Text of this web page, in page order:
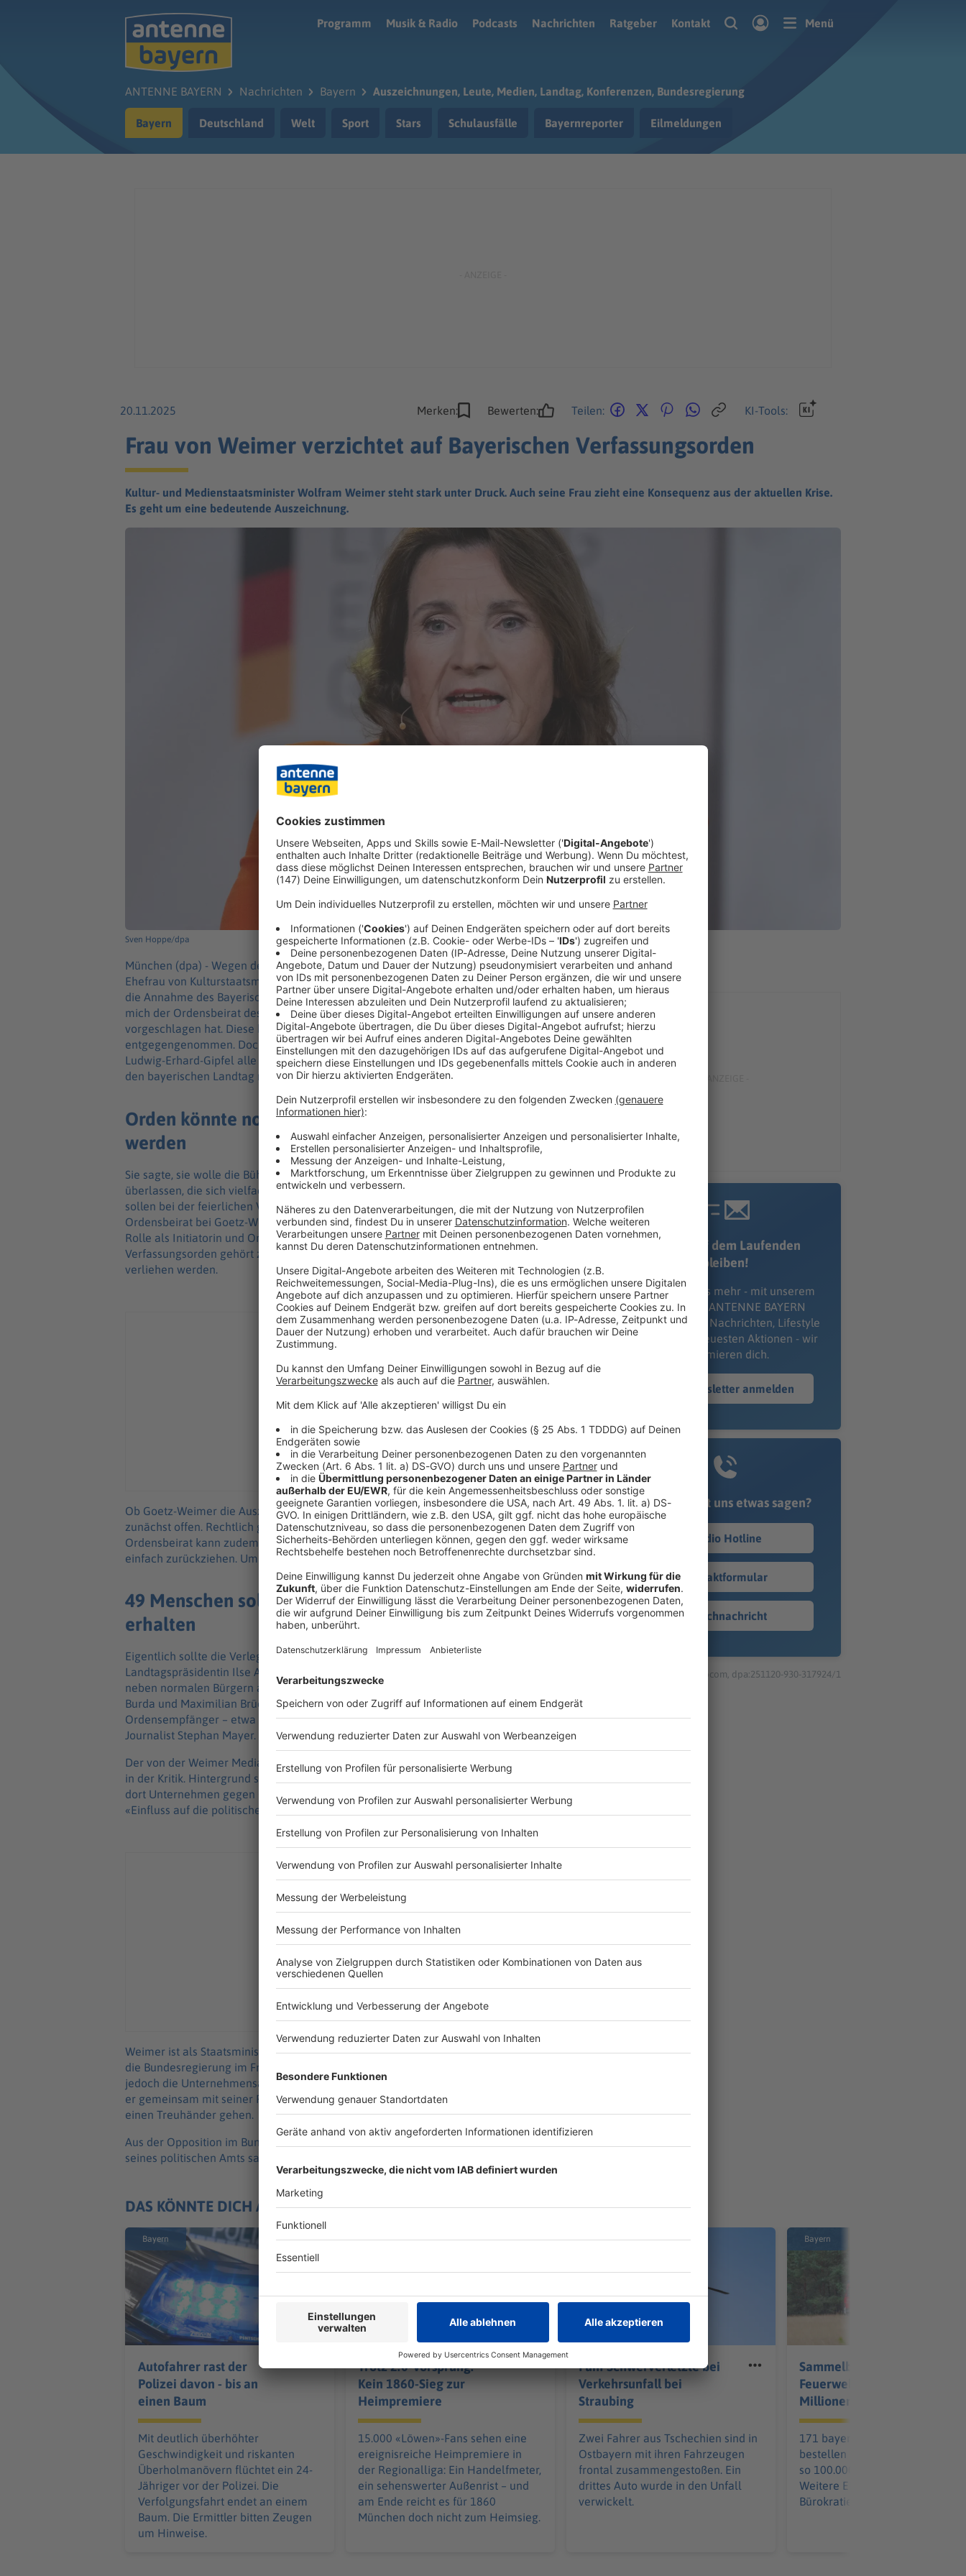
Programm
Musik & Radio Podcasts Nachrichten Ratgeber Kontakt Menü
ANTENNE BAYERN Nachrichten Bayern Auszeichnungen, Leute, Medien, Landtag, Konferenzen, Bundesregierung
Bayern Deutschland Welt Sport Stars Schulausfälle Bayernreporter Eilmeldungen
20.11.2025 Merken: Bewerten: Teilen: KI-Tools:
Frau von Weimer verzichtet auf Bayerischen Verfassungsorden
Kultur- und Medienstaatsminister Wolfram Weimer steht stark unter Druck. Auch seine Frau zieht eine Konsequenz aus der aktuellen Krise.
Es geht um eine bedeutende Auszeichnung.
Sven Hoppe/dpa
München (dpa) - Wegen des aktuellen Wirbels um die Weimer Media Group verzichtet die
Ehefrau von Kulturstaatsminister Wolfram Weimer, Christiane Goetz-Weimer, zunächst auf
die Annahme des Bayerischen Verfassungsordens. «Ich empfinde es als große Ehre, dass
mich der Ordensbeirat des Bayerischen Landtags für den Verfassungsorden 2025
vorgeschlagen hat. Diese hohe Auszeichnung hätte ich gerne am 4. Dezember
entgegengenommen. Doch es steht zu befürchten, dass die aktuelle Diskussion um den
Ludwig-Erhard-Gipfel alle Aufmerksamkeit auf sich ziehen wird», ließ Goetz-Weimer über
den bayerischen Landtag mitteilen.
Orden könnte noch zu späterem Zeitpunkt angenommen
werden
Sie sagte, sie wolle die Bühne «lieber den anderen Ordensträgerinnen und Ordensträgern
überlassen, die sich vielfach jahrzehntelang für das Gemeinwohl engagiert haben. Sie
sollen bei der feierlichen Verleihung im Fokus stehen.» Als Begründung hatte der
Ordensbeirat bei Goetz-Weimer «ihre bedeutenden Beiträge im Verlagswesen und ihre
Rolle als Initiatorin und Organisatorin des Ludwig-Erhard-Gipfels» genannt. Der Bayerische
Verfassungsorden gehört zu den staatlichen Auszeichnungen, die in Bayern am seltensten
verliehen werden.
Ob Goetz-Weimer die Auszeichnung zu einem späteren Termin noch annehmen wird, war
zunächst offen. Rechtlich gesehen könnte sie den Orden später noch entgegennehmen. Der
Ordensbeirat kann zudem einen bereits öffentlich bekanntgegebenen Vorschlag nicht
einfach zurückziehen. Um ihn wieder abzuerkennen, müsste zudem eine Straftat vorliegen.
49 Menschen sollten in diesem Jahr den Orden in Bayern
erhalten
Eigentlich sollte die Verlegerin Anfang Dezember die Auszeichnung von
Landtagspräsidentin Ilse Aigner (CSU) erhalten – wie auch 48 andere Personen, darunter
neben normalen Bürgern auch Schauspieler wie Heiner Lauterbach, Maria Furtwängler-
Burda und Maximilian Brückner. Auch andere Medienvertreter stehen auf der Liste der
Ordensempfänger – etwa die Verleger Dirk Ippen und Angelika Diekmann oder der BR-
Journalist Stephan Mayer.
Der von der Weimer Media Group jährlich ausgerichtete Ludwig-Erhard-Gipfel steht derzeit
in der Kritik. Hintergrund sind Berichte unter anderem des Portals «Apollo News», wonach
dort Unternehmen gegen Geld exklusiven Zugang zu Bundesministern angeboten und mit
«Einfluss auf die politischen Entscheidungsträger» geworben wurde.
Weimer ist als Staatsminister auch für Medienpolitik zuständig. Er hatte zwar mit Eintritt in
die Bundesregierung im Frühjahr seine Stimmrechte im Unternehmen abgegeben, behielt
jedoch die Unternehmensanteile. Weimer besitzt noch 50 Prozent an der Verlagsgruppe, die
er gemeinsam mit seiner Frau 2012 gegründet hatte. Nun sollen diese Anteile vorläufig an
einen Treuhänder gehen.
Aus der Opposition im Bundestag wurden zuletzt Fragen aufgeworfen, ob die Aufgaben
seines politischen Amts sauber von seinen eigenen Geschäftsinteressen getrennt seien.
Immer auf dem Laufenden
bleiben!
Verpass' nichts mehr - mit unserem
kostenlosen ANTENNE BAYERN
Newsletter. Ob Nachrichten, Lifestyle
oder unsere neuesten Aktionen - wir
informieren dich.
Zum Newsletter anmelden
Du möchtest uns etwas sagen?
Studio Hotline
Kontaktformular
Sprachnachricht
© dpa-infocom, dpa:251120-930-317924/1
DAS KÖNNTE DICH AUCH INTERESSIEREN
Bayern
Autofahrer rast der
Polizei davon - bis an
einen Baum
Mit deutlich überhöhter
Geschwindigkeit und riskanten
Überholmanövern flüchtet ein 24-
Jähriger vor der Polizei. Die
Verfolgungsfahrt endet an einem
Baum. Die Ermittler bitten Zeugen
um Hinweise.
Bayern
Trotz 2:0-Vorsprung:
Kein 1860-Sieg zur
Heimpremiere
15.000 «Löwen»-Fans sehen eine
ereignisreiche Heimpremiere in
der Regionalliga: Ein Handelfmeter,
ein sehenswerter Außenrist – und
am Ende reicht es für 1860
München doch nicht zum Heimsieg.
Bayern
Fünf Schwerverletzte bei
Verkehrsunfall bei
Straubing
Zwei Fahrer aus Tschechien sind in
Ostbayern mit ihren Fahrzeugen
frontal zusammengestoßen. Ein
drittes Auto wurde in den Unfall
verwickelt.
Bayern
Sammelbestellung für
Feuerwehrautos soll
Millionen sparen
171 bayerische Kommunen
bestellen gemeinsam - und
so 100.000 pro Löschfahrzeug.
Weitere Einsparungen in der
Bürokratie kommen hinzu.